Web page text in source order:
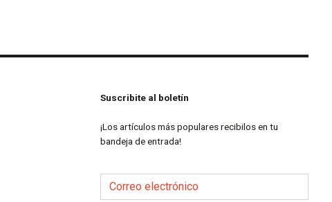
Suscribite al boletín
¡Los artículos más populares recibilos en tu
bandeja de entrada!
Correo electrónico